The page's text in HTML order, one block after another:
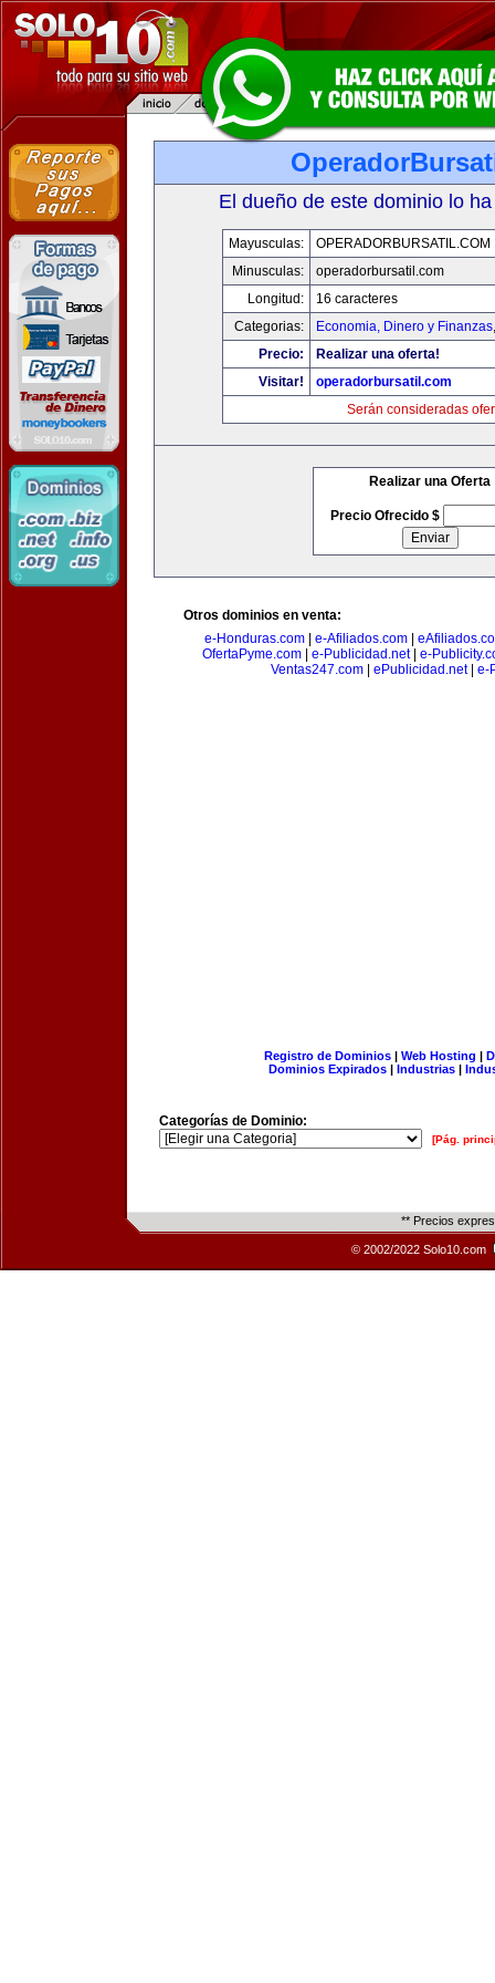
El dueño de este dominio lo
Mayusculas:
OPERADORBURSATIL.COM
Minusculas:
operadorbursatil.com
Longitud:
16 caracteres
Categorias:
Economia, Dinero y Finanzas
Precio:
Realizar una oferta!
Visitar!
operadorbursatil.com
Serán consideradas
Realizar una Oferta
Precio Ofrecido $
Otros dominios en venta:
e-Honduras.com| e-Afiliados.com|
OfertaPyme.com| e-Publicidad.net| e-
Ventas247.com
ePublicidad.net| e-
Registro de Dominios| Web Hosting |
Dominios Expirados | Industrias |
Categorías de Dominio:
[Pág.
** Precios
© 2002/2022 Solo10.com